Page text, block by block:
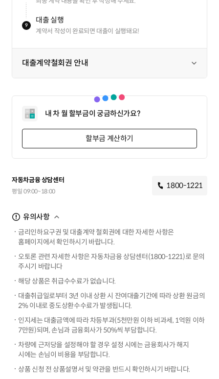
9
대출 실행
계약서 작성이 완료되면 대출이 실행돼요!
대출계약철회권 안내
내 차 월 할부금이 궁금하신가요?
할부금 계산하기
자동차금융 상담센터
평일 09:00~18:00
1800-1221
유의사항
금리인하요구권 및 대출계약 철회권에 대한 자세한 사항은
홈페이지에서 확인하시기 바랍니다.
오토론 관련 자세한 사항은 자동차금융 상담센터(1800-1221)로 문의
주시기 바랍니다
해당 상품은 취급수수료가 없습니다.
대출취급일로부터 3년 이내 상환 시 잔여대출기간에 따라 상환 원금의
2% 이내로 중도상환수수료가 발생됩니다.
인지세는 대출금액에 따라 차등부과(5천만원 이하 비과세, 1억원 이하
7만원)되며, 손님과 금융회사가 50%씩 부담합니다.
차량에 근저당을 설정해야 할 경우 설정 시에는 금융회사가 해지
시에는 손님이 비용을 부담합니다.
상품 신청 전 상품설명서 및 약관을 반드시 확인하시기 바랍니다.